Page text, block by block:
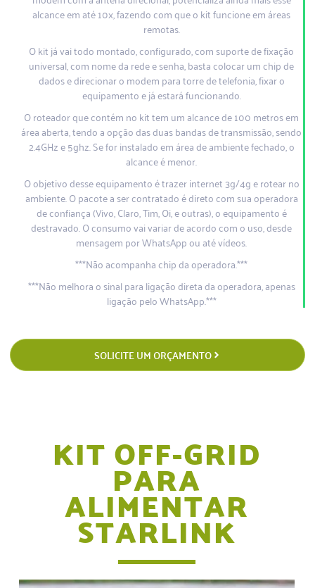
alcance em até 10x, fazendo com que o kit funcione em áreas
remotas.
O kit já vai todo montado, configurado, com suporte de fixação
universal, com nome da rede e senha, basta colocar um chip de
dados e direcionar o modem para torre de telefonia, fixar o
equipamento e já estará funcionando.
O roteador que contém no kit tem um alcance de 100 metros em
área aberta, tendo a opção das duas bandas de transmissão, sendo
2.4GHz e 5ghz. Se for instalado em área de ambiente fechado, o
alcance é menor.
O objetivo desse equipamento é trazer internet 3g/4g e rotear no
ambiente. O pacote a ser contratado é direto com sua operadora
de confiança (Vivo, Claro, Tim, Oi, e outras), o equipamento é
destravado. O consumo vai variar de acordo com o uso, desde
mensagem por WhatsApp ou até vídeos.
***Não acompanha chip da operadora.***
***Não melhora o sinal para ligação direta da operadora, apenas
ligação pelo WhatsApp.***
SOLICITE UM ORÇAMENTO
KIT OFF-GRID
PARA
ALIMENTAR
STARLINK